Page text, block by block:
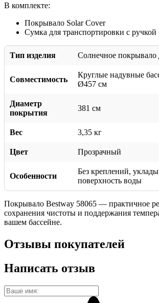
В комплекте:
Покрывало Solar Cover
Сумка для транспортировки с ручкой
Тип изделия Солнечное покрывало
Совместимость
Круглые надувные
Ø457 см
Диаметр
покрытия
381 см
Вес 3,35 кг
Цвет Прозрачный
Особенности
Без креплений,
поверхность воды
Покрывало Bestway 58065 — практичное
сохранения чистоты и поддержания
вашем бассейне.
Отзывы покупателей
Написать отзыв